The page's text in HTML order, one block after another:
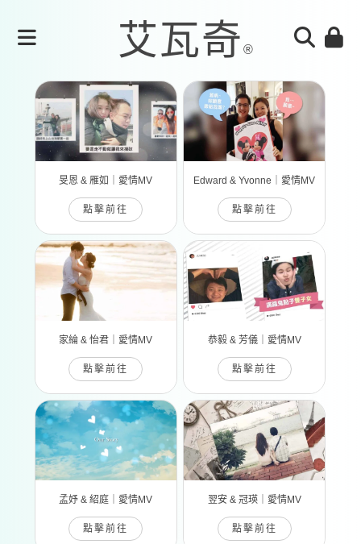
旻恩 & 雁如｜愛情MV
點擊前往
Edward & Yvonne｜愛情MV
點擊前往
家綸 & 怡君｜愛情MV
點擊前往
恭毅 & 芳儀｜愛情MV
點擊前往
孟妤 & 紹庭｜愛情MV
點擊前往
翌安 & 冠瑛｜愛情MV
點擊前往